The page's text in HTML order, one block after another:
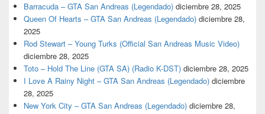
Barracuda – GTA San Andreas (Legendado) diciembre 28, 2025
Queen Of Hearts – GTA San Andreas (Legendado) diciembre 28,
2025
Rod Stewart – Young Turks (Official San Andreas Music Video)
diciembre 28, 2025
Toto – Hold The Line (GTA SA) (Radio K-DST) diciembre 28, 2025
I Love A Rainy Night – GTA San Andreas (Legendado) diciembre
28, 2025
New York City – GTA San Andreas (Legendado) diciembre 28,